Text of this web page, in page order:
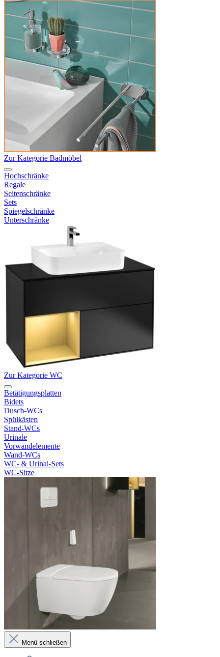
Zur Kategorie Badmöbel
Hochschränke
Regale
Seitenschränke
Sets
Spiegelschränke
Unterschränke
Zur Kategorie WC
Betätigungsplatten
Bidets
Dusch-WCs
Spülkästen
Stand-WCs
Urinale
Vorwandelemente
Wand-WCs
WC- & Urinal-Sets
WC-Sitze
Menü schließen